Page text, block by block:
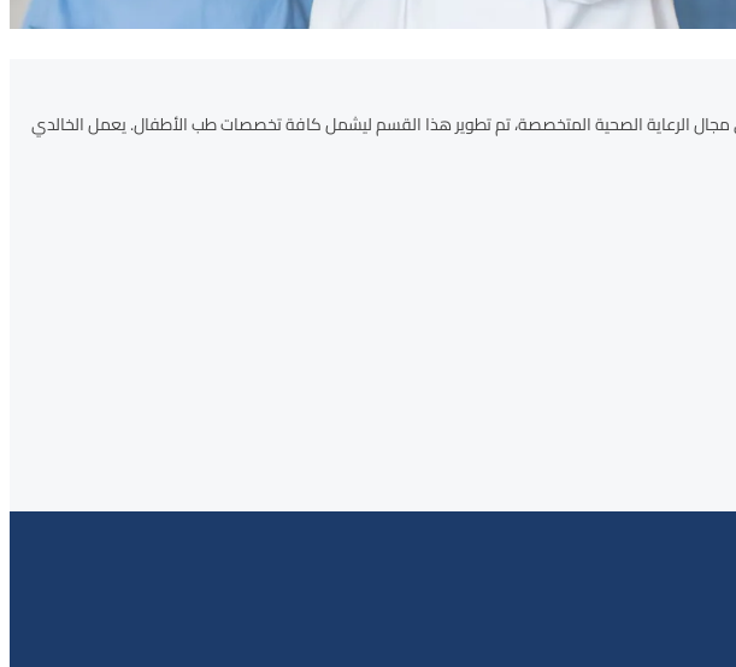
الرعاية الصحية المتخصصة، تم تطوير هذا القسم ليشمل كافة تخصصات طب الأطفال. يعمل الخالدي